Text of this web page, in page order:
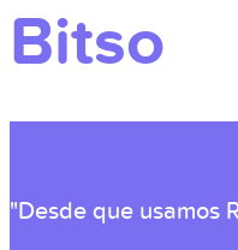
Bitso
"Desde que usamos